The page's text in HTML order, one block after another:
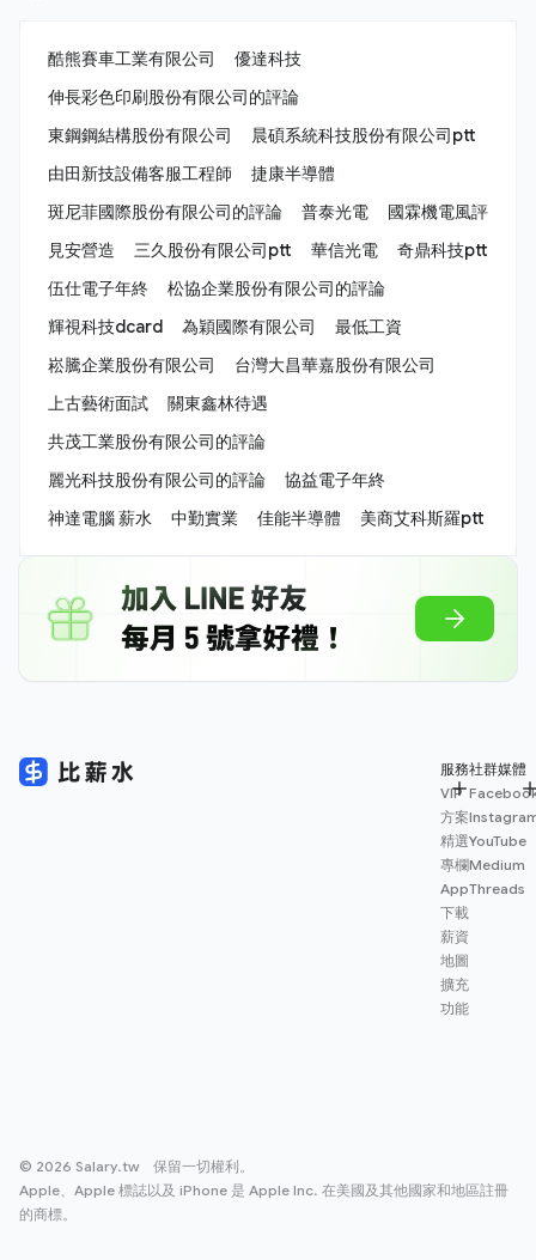
酷熊賽車工業有限公司
優達科技
伸長彩色印刷股份有限公司的評論
東鋼鋼結構股份有限公司
晨碩系統科技股份有限公司ptt
由田新技設備客服工程師
捷康半導體
斑尼菲國際股份有限公司的評論
普泰光電
國霖機電風評
見安營造
三久股份有限公司ptt 華信光電
奇鼎科技ptt
伍仕電子年終
松協企業股份有限公司的評論
輝視科技dcard
為穎國際有限公司
最低工資
崧騰企業股份有限公司
台灣大昌華嘉股份有限公司
上古藝術面試
關東鑫林待遇
共茂工業股份有限公司的評論
麗光科技股份有限公司的評論
協益電子年終
神達電腦 薪水
中勤實業 佳能半導體 美商艾科斯羅ptt
服務
VIP
方案
精選
專欄
App
下載
薪資
地圖
擴充
功能
社群媒體
YouTube
Medium
Threads
© 2026 Salary.tw 保留一切權利。
Apple、Apple 標誌以及 iPhone 是 Apple Inc. 在美國及其他國家和地區註冊
的商標。